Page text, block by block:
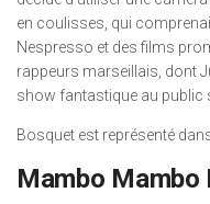
en coulisses, qui
Nespresso et des films
rappeurs marseillais, dont
show fantastique au public
Bosquet est représenté
Mambo Mambo